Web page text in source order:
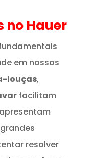
no Hauer
em nossos
louças,
facilitam
resolver